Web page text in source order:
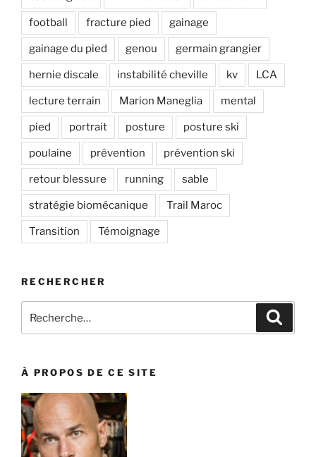
football fracture pied gainage
gainage du pied genou germain grangier
hernie discale instabilité cheville kv LCA
lecture terrain Marion Maneglia mental
pied portrait posture posture ski
poulaine prévention prévention ski
retour blessure running sable
stratégie biomécanique Trail Maroc
Transition Témoignage
RECHERCHER
pour
À PROPOS DE CE SITE